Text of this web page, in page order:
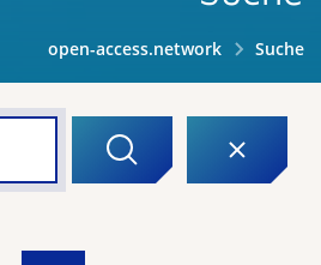
open-access.network Suche